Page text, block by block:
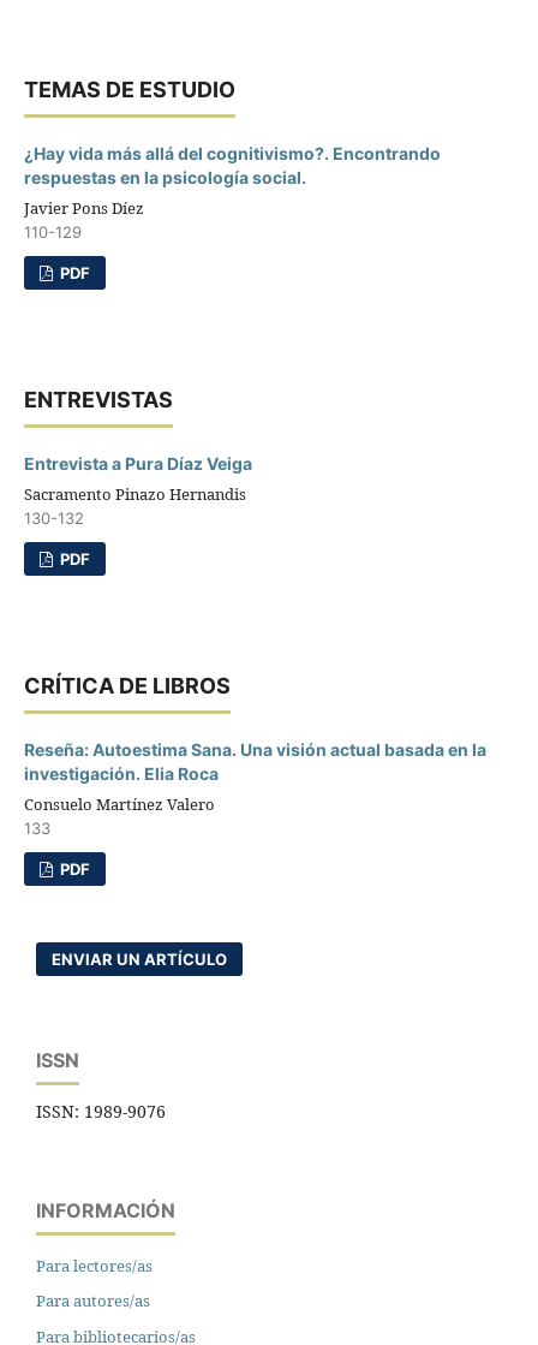
TEMAS DE ESTUDIO
¿Hay vida más allá del cognitivismo?. Encontrando
respuestas en la psicología social.
Javier Pons Díez
110-129
PDF
ENTREVISTAS
Entrevista a Pura Díaz Veiga
Sacramento Pinazo Hernandis
130-132
PDF
CRÍTICA DE LIBROS
Reseña: Autoestima Sana. Una visión actual basada en la
investigación. Elia Roca
Consuelo Martínez Valero
133
PDF
ENVIAR UN ARTÍCULO
ISSN
ISSN: 1989-9076
INFORMACIÓN
Para lectores/as
Para autores/as
Para bibliotecarios/as